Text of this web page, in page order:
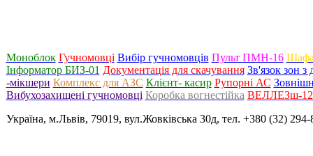
Моноблок Гучномовці Вибір гучномовців Пульт ПМН-16 Шафа
Інформатор БИЗ-01 Документація для скачування Зв'язок зон
-мікшери Комплекс для АЗС Клієнт- касир Рупорні АС
Вибухозахищені гучномовці Коробка вогнестійка ВЕЛЛЕЗш-
Україна, м.Львів, 79019, вул.Жовківська 30д, тел. +380 (32)